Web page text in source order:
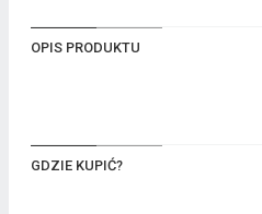
OPIS PRODUKTU
GDZIE KUPIĆ?